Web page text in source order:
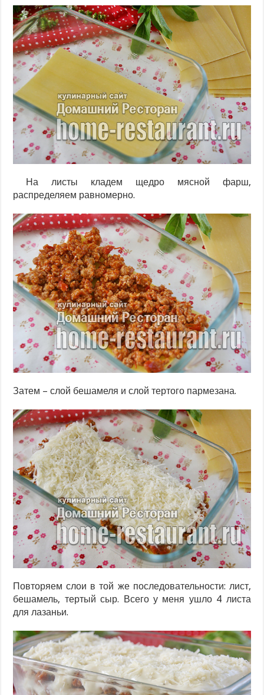
На листы кладем щедро мясной фарш,
распределяем равномерно.
Затем – слой бешамеля и слой тертого пармезана.
Повторяем слои в той же последовательности: лист,
бешамель, тертый сыр. Всего у меня ушло 4 листа
для лазаньи.